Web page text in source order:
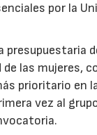
por la
las mujeres,
prioritario en
vez al